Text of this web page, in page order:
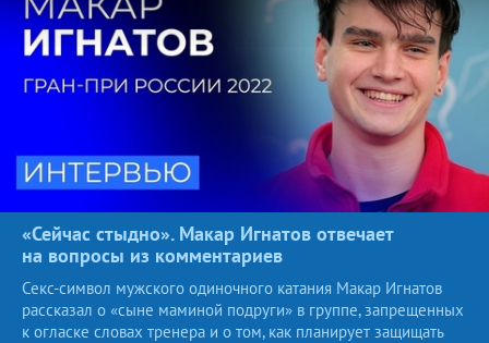
«Сейчас стыдно». Макар Игнатов отвечает
на вопросы из комментариев
Секс-символ мужского одиночного катания Макар Игнатов
рассказал о «сыне маминой подруги» в группе, запрещенных
к огласке словах тренера и о том, как планирует защищать